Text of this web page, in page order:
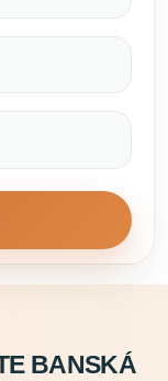
BANSKÁ